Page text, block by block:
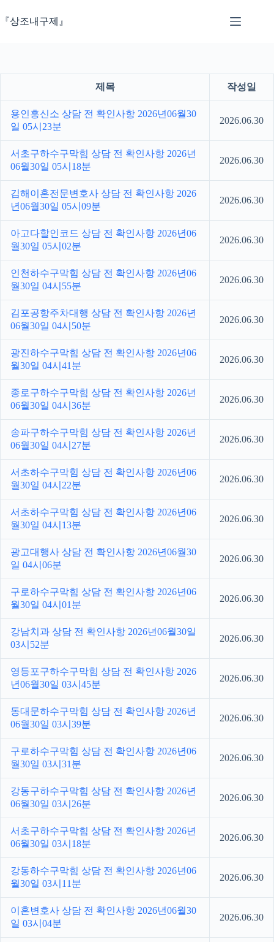
문『상조내구제』
제목 작성일
용인흥신소 상담 전 확인사항 2026년06월30
일 05시23분
2026.06.30
서초구하수구막힘 상담 전 확인사항 2026년
06월30일 05시18분
2026.06.30
김해이혼전문변호사 상담 전 확인사항 2026
년06월30일 05시09분
2026.06.30
아고다할인코드 상담 전 확인사항 2026년06
월30일 05시02분
2026.06.30
인천하수구막힘 상담 전 확인사항 2026년06
월30일 04시55분
2026.06.30
김포공항주차대행 상담 전 확인사항 2026년
06월30일 04시50분
2026.06.30
광진하수구막힘 상담 전 확인사항 2026년06
월30일 04시41분
2026.06.30
종로구하수구막힘 상담 전 확인사항 2026년
06월30일 04시36분
2026.06.30
송파구하수구막힘 상담 전 확인사항 2026년
06월30일 04시27분
2026.06.30
서초하수구막힘 상담 전 확인사항 2026년06
월30일 04시22분
2026.06.30
서초하수구막힘 상담 전 확인사항 2026년06
월30일 04시13분
2026.06.30
광고대행사 상담 전 확인사항 2026년06월30
일 04시06분
2026.06.30
구로하수구막힘 상담 전 확인사항 2026년06
월30일 04시01분
2026.06.30
강남치과 상담 전 확인사항 2026년06월30일
03시52분
2026.06.30
영등포구하수구막힘 상담 전 확인사항 2026
년06월30일 03시45분
2026.06.30
동대문하수구막힘 상담 전 확인사항 2026년
06월30일 03시39분
2026.06.30
구로하수구막힘 상담 전 확인사항 2026년06
월30일 03시31분
2026.06.30
강동구하수구막힘 상담 전 확인사항 2026년
06월30일 03시26분
2026.06.30
서초구하수구막힘 상담 전 확인사항 2026년
06월30일 03시18분
2026.06.30
강동하수구막힘 상담 전 확인사항 2026년06
월30일 03시11분
2026.06.30
이혼변호사 상담 전 확인사항 2026년06월30
일 03시04분
2026.06.30